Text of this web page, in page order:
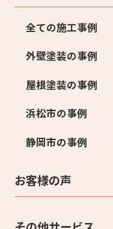
全ての施工事例
外壁塗装の事例
屋根塗装の事例
浜松市の事例
静岡市の事例
お客様の声